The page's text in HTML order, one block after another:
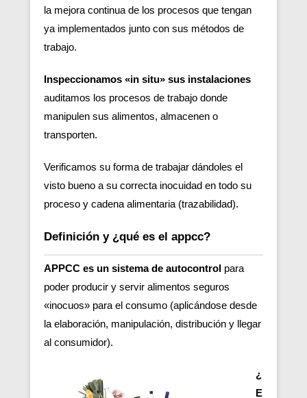
la mejora continua de los procesos que tengan
ya implementados junto con sus métodos de
trabajo.
Inspeccionamos «in situ» sus instalaciones
auditamos los procesos de trabajo donde
manipulen sus alimentos, almacenen o
transporten.
Verificamos su forma de trabajar dándoles el
visto bueno a su correcta inocuidad en todo su
proceso y cadena alimentaria (trazabilidad).
Definición y ¿qué es el appcc?
APPCC es un sistema de autocontrol para
poder producir y servir alimentos seguros
«inocuos» para el consumo (aplicándose desde
la elaboración, manipulación, distribución y llegar
al consumidor).
¿
E